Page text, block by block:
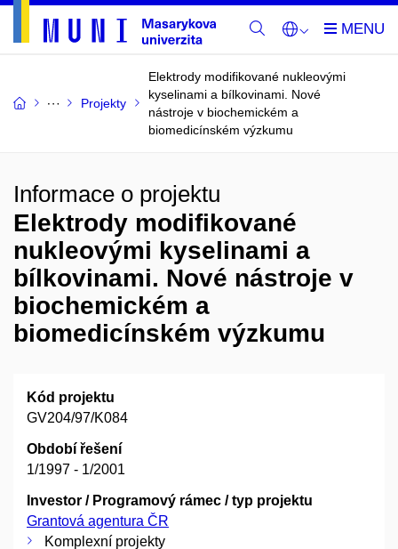
Projekty
Elektrody modifikované nukleovými
kyselinami a bílkovinami. Nové
nástroje v biochemickém a
biomedicínském výzkumu
Informace o projektu
Elektrody modifikované
nukleovými kyselinami a
bílkovinami. Nové nástroje v
biochemickém a
biomedicínském výzkumu
Kód projektu
GV204/97/K084
Období řešení
1/1997 - 1/2001
Investor / Programový rámec / typ projektu
Grantová agentura ČR
Komplexní projekty